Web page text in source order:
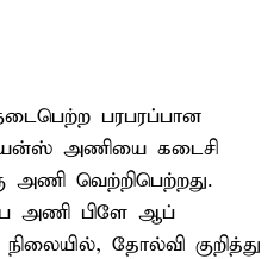
பரபரப்பான
அணியை கடைசி
அணி வெற்றிபெற்றது.
அணி பிளே ஆப்
தோல்வி குறித்து